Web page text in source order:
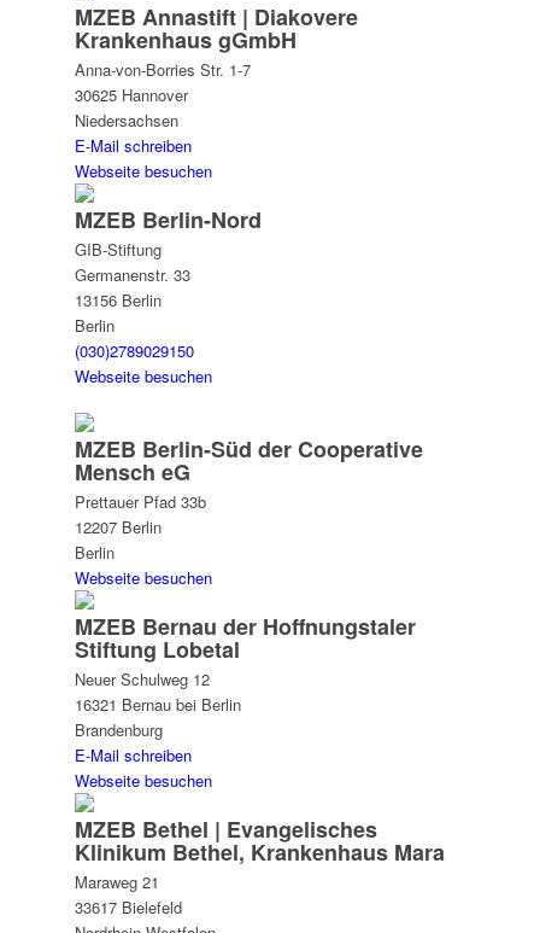
MZEB Annastift | Diakovere
Krankenhaus gGmbH
Anna-von-Borries Str. 1-7
30625 Hannover
Niedersachsen
E-Mail schreiben
Webseite besuchen
MZEB Berlin-Nord
GIB-Stiftung
Germanenstr. 33
13156 Berlin
Berlin
(030)2789029150
Webseite besuchen
MZEB Berlin-Süd der Cooperative
Mensch eG
Prettauer Pfad 33b
12207 Berlin
Berlin
Webseite besuchen
MZEB Bernau der Hoffnungstaler
Stiftung Lobetal
Neuer Schulweg 12
16321 Bernau bei Berlin
Brandenburg
E-Mail schreiben
Webseite besuchen
MZEB Bethel | Evangelisches
Klinikum Bethel, Krankenhaus Mara
Maraweg 21
33617 Bielefeld